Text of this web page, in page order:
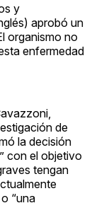
y
aprobó un
organismo no
enfermedad
de
la decisión
con el objetivo
tengan
“una